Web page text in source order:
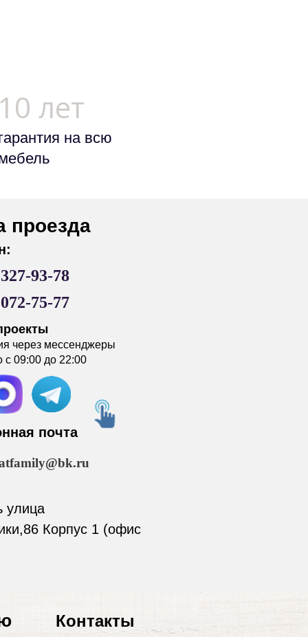
на всю
почта
через мессенджеры
с 09:00 до 22:00
93-78
лет
75-77
проезда
улица
Корпус 1 (офис
Контакты